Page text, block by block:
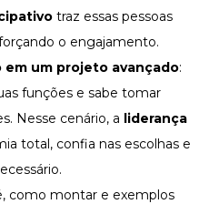
traz essas pessoas
o engajamento.
em um projeto avançado:
funções e sabe tomar
Nesse cenário, a liderança
total, confia nas escolhas e
como montar e exemplos